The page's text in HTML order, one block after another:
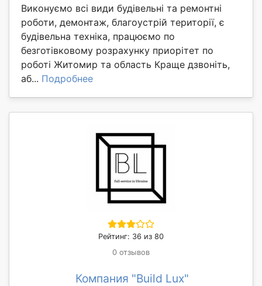
Виконуємо всі види будівельні та ремонтні
роботи, демонтаж, благоустрій території, є
будівельна техніка, працюємо по
безготівковому розрахунку приорітет по
роботі Житомир та область Краще дзвоніть,
аб... Подробнее
Рейтинг: 36 из 80
0 отзывов
Компания "Build Lux"